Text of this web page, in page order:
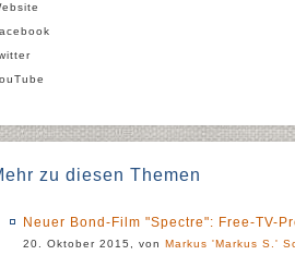
zu diesen Themen
Neuer Bond-Film "Spectre": Free-TV-
20. Oktober 2015, von Markus 'Markus S.'